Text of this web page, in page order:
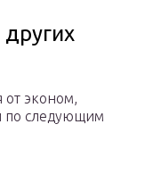
от эконом,
по следующим